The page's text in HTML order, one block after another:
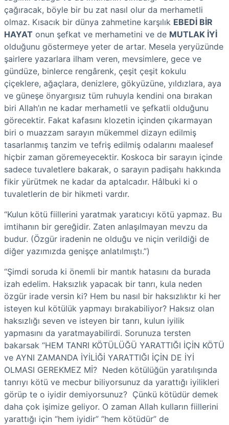
çağıracak, böyle bir bu zat nasıl olur da merhametli
olmaz. Kısacık bir dünya zahmetine karşılık EBEDİ BİR
HAYAT onun şefkat ve merhametini ve de MUTLAK İYİ
olduğunu göstermeye yeter de artar. Mesela yeryüzünde
şairlere yazarlara ilham veren, mevsimlere, gece ve
gündüze, binlerce rengârenk, çeşit çeşit kokulu
çiçeklere, ağaçlara, denizlere, gökyüzüne, yıldızlara, aya
ve güneşe önyargısız tüm ruhuyla kendini ona bırakan
biri Allah’ın ne kadar merhametli ve şefkatli olduğunu
görecektir. Fakat kafasını klozetin içinden çıkarmayan
biri o muazzam sarayın mükemmel dizayn edilmiş
tasarlanmış tanzim ve tefriş edilmiş odalarını maalesef
hiçbir zaman göremeyecektir. Koskoca bir sarayın içinde
sadece tuvaletlere bakarak, o sarayın padişahı hakkında
fikir yürütmek ne kadar da aptalcadır. Hâlbuki ki o
tuvaletlerin de bir hikmeti vardır.
“Kulun kötü fiillerini yaratmak yaratıcıyı kötü yapmaz. Bu
imtihanın bir gereğidir. Zaten anlaşılmayan mevzu da
budur. (Özgür iradenin ne olduğu ve niçin verildiği de
diğer yazımızda genişçe anlatılmıştı.”)
“Şimdi soruda ki önemli bir mantık hatasını da burada
izah edelim. Haksızlık yapacak bir tanrı, kula neden
özgür irade versin ki? Hem bu nasıl bir haksızlıktır ki her
isteyen kul kötülük yapmayı bırakabiliyor? Haksız olan
haksızlığı seven ve isteyen bir tanrı, kulun iyilik
yapmasını da yaratmayabilirdi. Sorunuza tersten
bakarsak “HEM TANRI KÖTÜLÜĞÜ YARATTIĞI İÇİN KÖTÜ
ve AYNI ZAMANDA İYİLİĞİ YARATTIĞI İÇİN DE İYİ
OLMASI GEREKMEZ Mİ? Neden kötülüğün yaratılışında
tanrıyı kötü ve mecbur biliyorsunuz da yarattığı iyilikleri
görüp te o iyidir demiyorsunuz? Çünkü kötüdür demek
daha çok işimize geliyor. O zaman Allah kulların fiillerini
yarattığı için “hem iyidir” “hem kötüdür” de